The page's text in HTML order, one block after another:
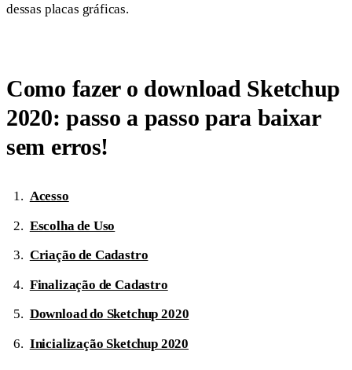
dessas placas gráficas.
Como fazer o download Sketchup
2020: passo a passo para baixar
sem erros!
Acesso
Escolha de Uso
Criação de Cadastro
Finalização de Cadastro
Download do Sketchup 2020
Inicialização Sketchup 2020